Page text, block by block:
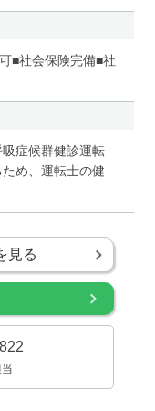
■社会保険完備■社
症候群健診運転
め、運転士の健
見る